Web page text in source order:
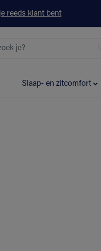
reeds klant bent
Slaap- en zitcomfort